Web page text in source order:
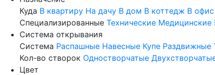
Куда В квартиру На дачу В дом В коттедж В офис
Специализированные Технические Медицинские
Система открывания
Система Распашные Навесные Купе Раздвижные
Кол-во створок Одностворчатые
Цвет